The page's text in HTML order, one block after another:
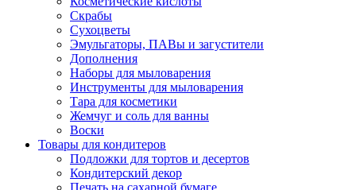
Скрабы
Сухоцветы
Эмульгаторы, ПАВы и загустители
Дополнения
Наборы для мыловарения
Инструменты для мыловарения
Тара для косметики
Жемчуг и соль для ванны
Воски
Товары для кондитеров
Подложки для тортов и десертов
Кондитерский декор
Печать на сахарной бумаге